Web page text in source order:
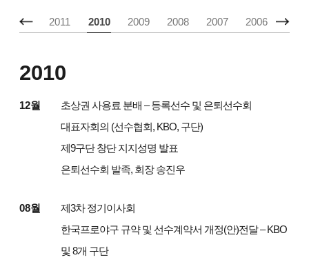
2005
2006
2007
2008
2009
2010
2011
2012
2010
12월
초상권 사용료 분배 – 등록선수 및 은퇴선수회
대표자회의 (선수협회, KBO, 구단)
제9구단 창단 지지성명 발표
은퇴선수회 발족, 회장 송진우
08월
제3차 정기이사회
한국프로야구 규약 및 선수계약서 개정(안)전달 – KBO
및 8개 구단